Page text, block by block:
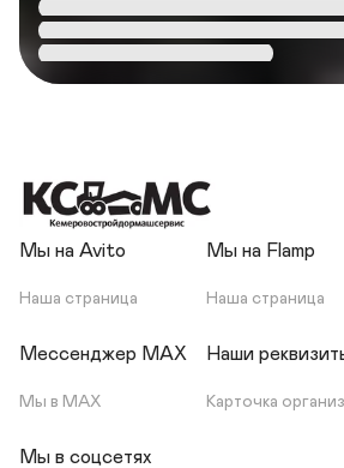
Мы на Avito
Наша страница
Мы на Flamp
Наша страница
Мессенджер МАХ
Мы в МАХ
Наши
Карточка
Мы в соцсетях